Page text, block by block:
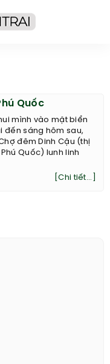
Quốc
mình vào mặt biển
đến sáng hôm sau,
đêm Dinh Cậu (thị
Quốc) lunh linh
[Chi tiết...]